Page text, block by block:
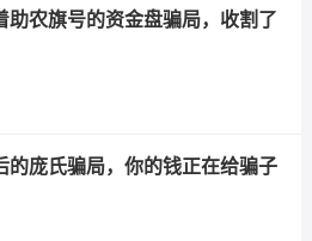
农旗号的资金盘骗局，收割了
的庞氏骗局，你的钱正在给骗子